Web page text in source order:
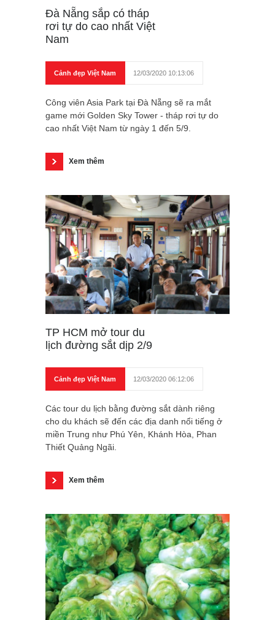
Đà Nẵng sắp có tháp
rơi tự do cao nhất Việt
Nam
Cảnh đẹp Việt Nam 12/03/2020 10:13:06
Công viên Asia Park tại Đà Nẵng sẽ ra mắt
game mới Golden Sky Tower - tháp rơi tự do
cao nhất Việt Nam từ ngày 1 đến 5/9.
Xem thêm
TP HCM mở tour du
lịch đường sắt dịp 2/9
Cảnh đẹp Việt Nam 12/03/2020 06:12:06
Các tour du lịch bằng đường sắt dành riêng
cho du khách sẽ đến các địa danh nổi tiếng ở
miền Trung như Phú Yên, Khánh Hòa, Phan
Thiết Quảng Ngãi.
Xem thêm